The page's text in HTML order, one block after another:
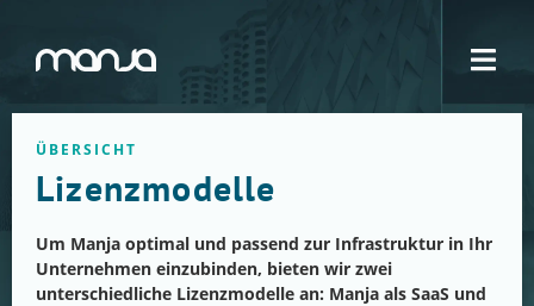
Navigation
ÜBERSICHT
Lizenzmodelle
Um Manja optimal und passend zur Infrastruktur in Ihr
Unternehmen einzubinden, bieten wir zwei
unterschiedliche Lizenzmodelle an: Manja als SaaS und